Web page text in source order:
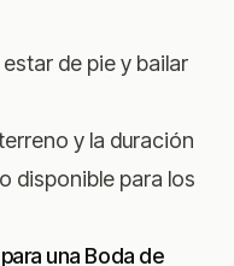
de pie y bailar
y la duración
disponible para los
una Boda de